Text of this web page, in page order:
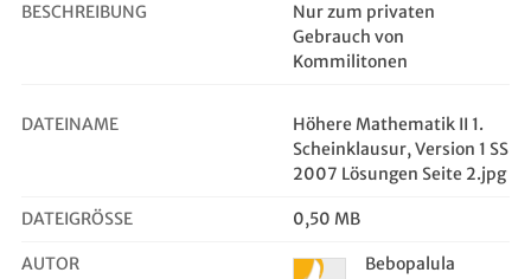
BESCHREIBUNG
Nur zum privaten
Gebrauch von
Kommilitonen
DATEINAME
Höhere Mathematik II 1.
Scheinklausur, Version 1 SS
2007 Lösungen Seite 2.jpg
DATEIGRÖSSE 0,50 MB
AUTOR Bebopalula